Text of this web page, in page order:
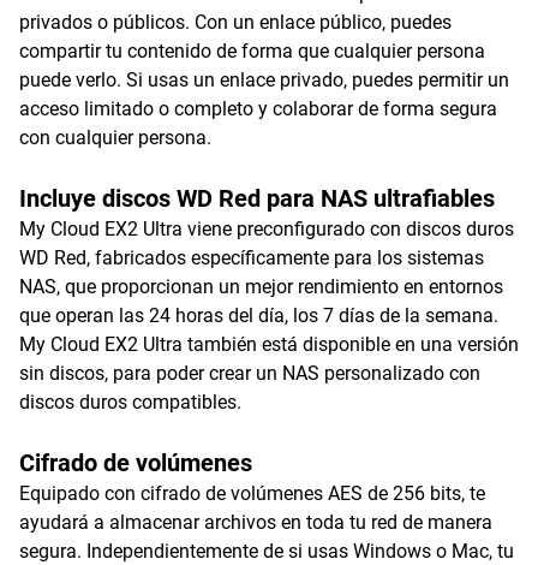
privados o públicos. Con un enlace público, puedes
compartir tu contenido de forma que cualquier persona
puede verlo. Si usas un enlace privado, puedes permitir un
acceso limitado o completo y colaborar de forma segura
con cualquier persona.
Incluye discos WD Red para NAS ultrafiables
My Cloud EX2 Ultra viene preconfigurado con discos duros
WD Red, fabricados específicamente para los sistemas
NAS, que proporcionan un mejor rendimiento en entornos
que operan las 24 horas del día, los 7 días de la semana.
My Cloud EX2 Ultra también está disponible en una versión
sin discos, para poder crear un NAS personalizado con
discos duros compatibles.
Cifrado de volúmenes
Equipado con cifrado de volúmenes AES de 256 bits, te
ayudará a almacenar archivos en toda tu red de manera
segura. Independientemente de si usas Windows o Mac, tu